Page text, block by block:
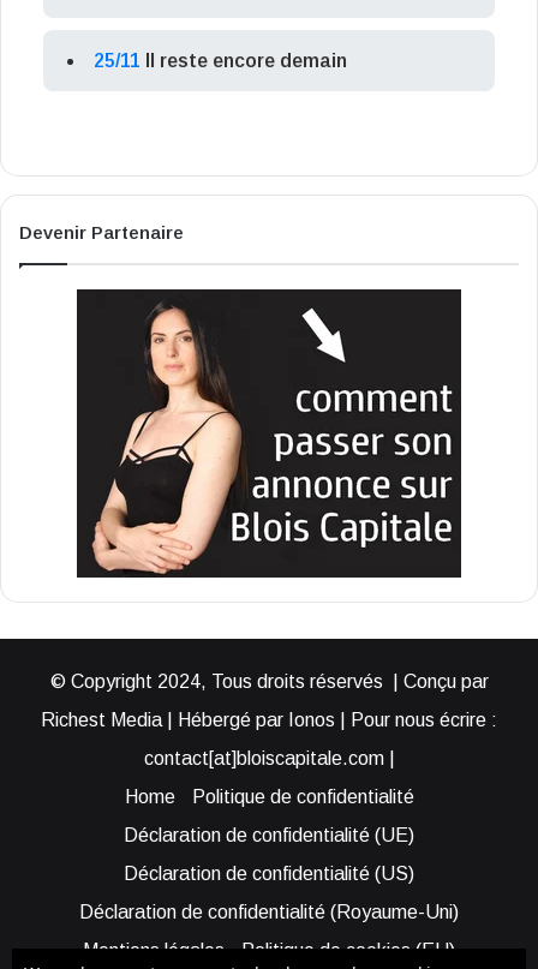
25/11 Il reste encore demain
Devenir Partenaire
© Copyright 2024, Tous droits réservés | Conçu par
Richest Media | Hébergé par Ionos | Pour nous écrire :
contact[at]bloiscapitale.com |
Home
Politique de confidentialité
Déclaration de confidentialité (UE)
Déclaration de confidentialité (US)
Déclaration de confidentialité (Royaume-Uni)
Mentions légales
Politique de cookies (EU)